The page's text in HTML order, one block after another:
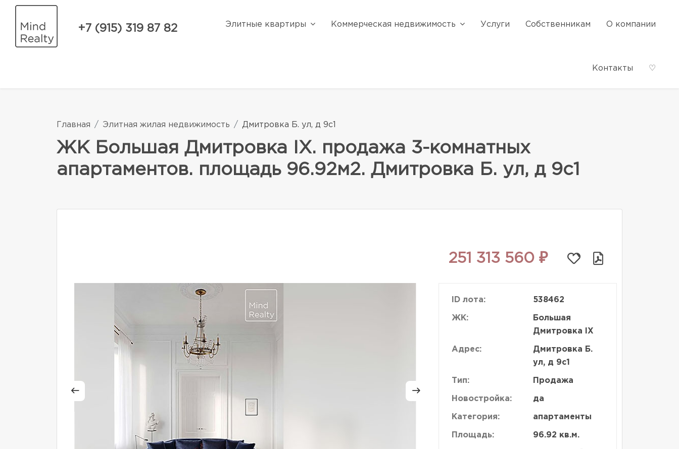
+7 (915) 319 87 82 Элитные квартиры Коммерческая недвижимость Услуги Собственникам О компании
Контакты ♡
Главная Элитная жилая недвижимость Дмитровка Б. ул, д 9с1
ЖК Большая Дмитровка IX. продажа 3-комнатных
апартаментов. площадь 96.92м2. Дмитровка Б. ул, д 9с1
251 313 560 ₽
ID лота: 538462
ЖК:
Большая
Дмитровка IX
Адрес:
Дмитровка Б.
ул, д 9с1
Тип: Продажа
Новостройка: да
Категория: апартаменты
Площадь: 96.92 кв.м.